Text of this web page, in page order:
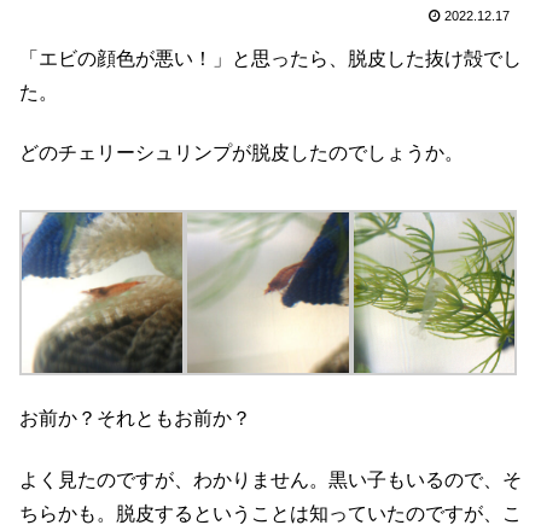
2022.12.17
「エビの顔色が悪い！」と思ったら、脱皮した抜け殻でし
た。
どのチェリーシュリンプが脱皮したのでしょうか。
お前か？それともお前か？
よく見たのですが、わかりません。黒い子もいるので、そ
ちらかも。脱皮するということは知っていたのですが、こ